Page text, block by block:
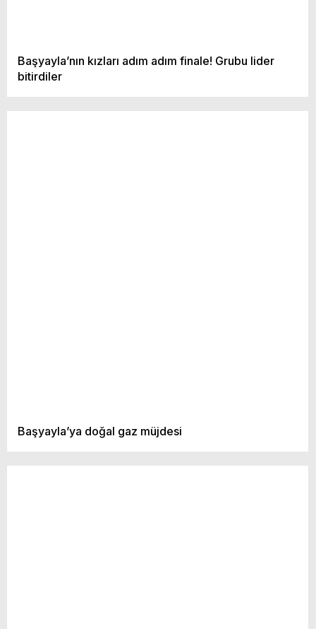
Başyayla’nın kızları adım adım finale! Grubu lider
bitirdiler
Başyayla’ya doğal gaz müjdesi